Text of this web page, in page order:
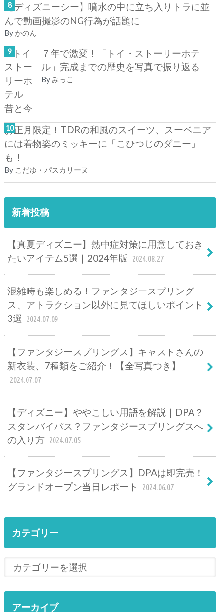
【ディズニーシー】噴水の中に立ち入りトラに並
んで動画撮影のNG行為が話題に
By かのん
７年で激変！「トイ・ストーリーホテ
ル」完成までの歴史を写真で振り返る
Byみっこ
お正月限定！TDRの和風のスイーツ、スーベニア
には着物姿のミッキーに「こひつじのダニー」
も！
By こだゆ・パスカリーヌ
新着投稿
【真夏ディズニー】熱中症対策に用意しておき
たいアイテム5選｜2024年版
2024.08.27
混雑時も楽しめる！ファンタジースプリング
ス、アトラクション以外に見てほしいポイント
3選
2024.07.09
【ファンタジースプリングス】キャストさんの
新衣装、7種類をご紹介！【全写真つき】
2024.07.07
【ディズニー】ややこしい用語を解説｜DPA？
スタンバイパス？ファンタジースプリングスへ
の入り方 2024.07.05
【ファンタジースプリングス】DPAは即完売！
グランドオープン当日レポート
2024.06.07
カテゴリー
アーカイブ